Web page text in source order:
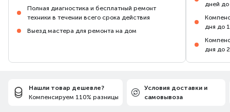
Полная диагностика и бесплатный ремонт
техники в течении всего срока действия
Выезд мастера для ремонта на дом
дней до
дня до
дня до
Нашли товар дешевле?
Компенсируем 110% разницы
Условия доставки и
самовывоза